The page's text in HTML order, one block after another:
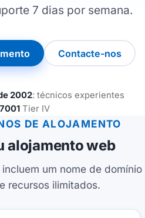
7 dias por semana.
Contacte-nos
2002: técnicos experientes
Tier IV
DE ALOJAMENTO
alojamento web
um nome de domínio
recursos ilimitados.